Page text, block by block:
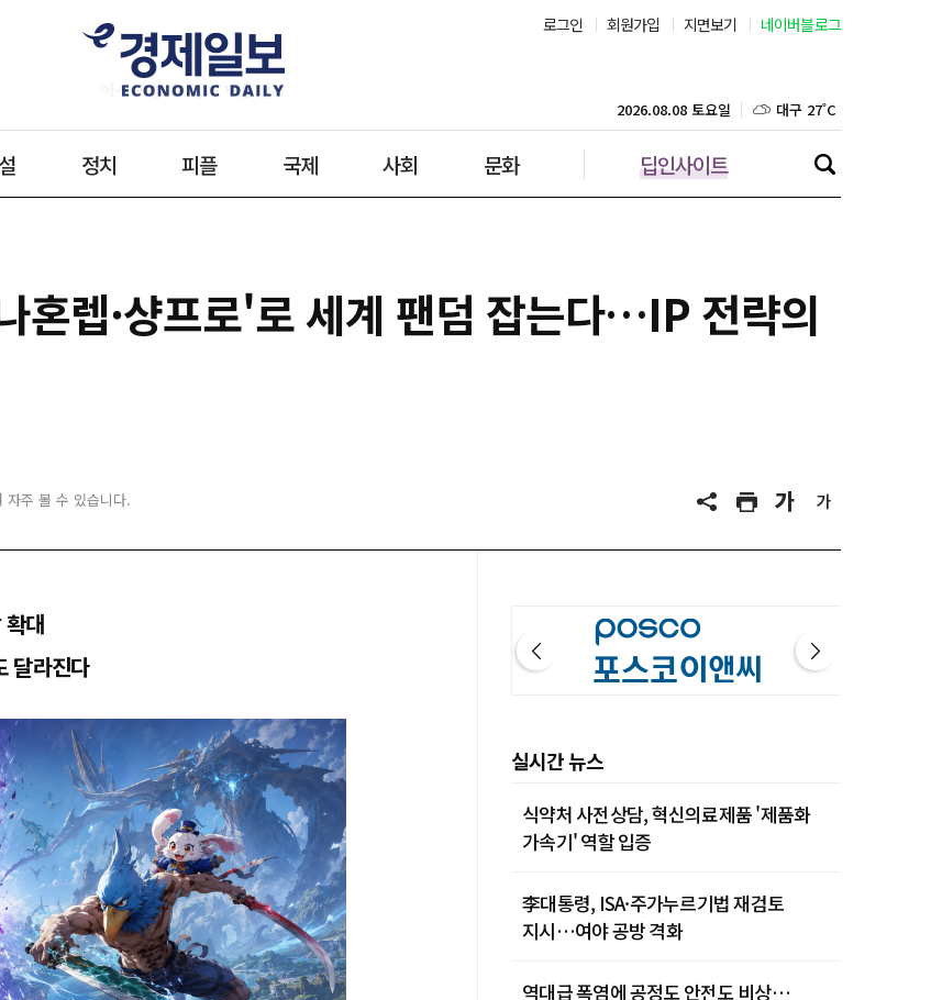
로그인 회원가입 지면보기 네이버블로그
정치 피플 국제 사회 문화 딥인사이트
2026.08.08 토요일 대구 27˚C
인천 26˚C
울산 26˚C
렙·샹프로'로 세계 팬덤 잡는다…IP 전략의
주 볼 수 있습니다.
대
달라진다
실시간 뉴스
식약처 사전상담, 혁신의료제품 '제품화
가속기' 역할 입증
李대통령, ISA·주가누르기법 재검토
지시…여야 공방 격화
역대급 폭염에 공정도 안전도 비상…